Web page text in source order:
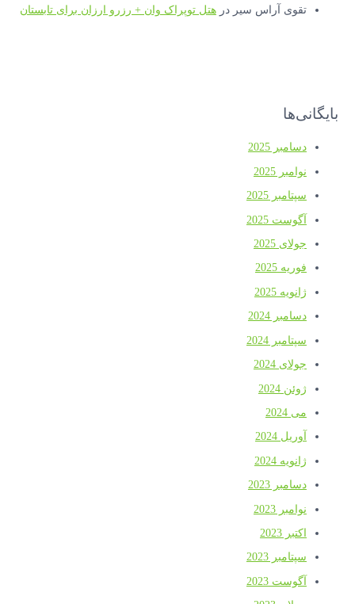
تقوی آراس سیر درهتل توپراک وان + رزرو ارزان برای تابستان
بایگانی‌ها
دسامبر 2025
نوامبر 2025
سپتامبر 2025
آگوست 2025
جولای 2025
فوریه 2025
ژانویه 2025
دسامبر 2024
سپتامبر 2024
جولای 2024
ژوئن 2024
می 2024
آوریل 2024
ژانویه 2024
دسامبر 2023
نوامبر 2023
اکتبر 2023
سپتامبر 2023
آگوست 2023